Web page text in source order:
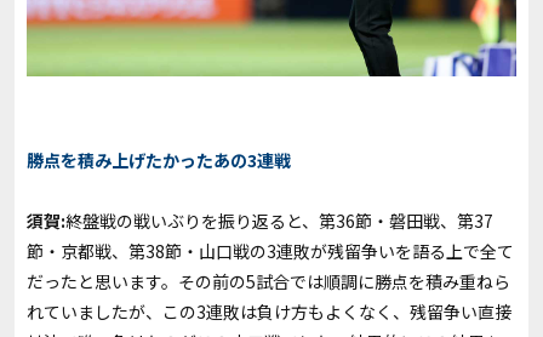
勝点を積み上げたかったあの3連戦
須賀:終盤戦の戦いぶりを振り返ると、第36節・磐田戦、第37
節・京都戦、第38節・山口戦の3連敗が残留争いを語る上で全て
だったと思います。その前の5試合では順調に勝点を積み重ねら
れていましたが、この3連敗は負け方もよくなく、残留争い直接